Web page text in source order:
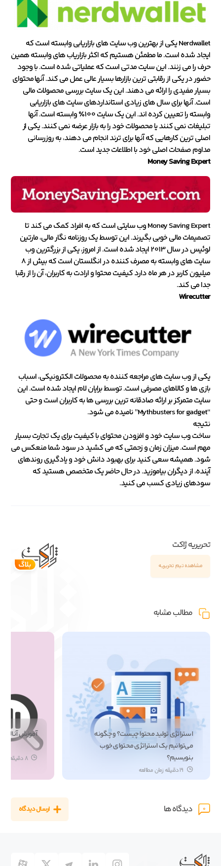
Nerdwallet یکی از بهترین وب سایت های بازاریابی وابسته است که
ایجاد شده است. ما مطمئن هستیم که اکثر بازاریاب های وابسته همین
حرف را می زنند. این سایت مدتی است که عملیاتی شده است. با وجود
حضور در یکی از رقابتی ترین بازارها بسیار عالی عمل می کند. آنها محتوای
بسیار مفیدی را ارائه می دهند. این یک سایت بررسی محصولات مالی
است. آنها برای سال های زیادی استانداردهای سایت های بازاریابی
وابسته را تعیین کرده اند. این یک سایت 100٪ وابسته است. آنها
تبلیغات نمی کنند یا محصولات خود را به بازار عرضه نمی کنند. یکی از
اصلی ترین کارهایی که آنها برای ترند انجام می دهند، به روزرسانی
مداوم صفحات اصلی خود با اطلاعات جدید است.
Money Saving Expert
Money Saving Expert وب سایتی است که به افراد کمک می کند تا
تصمیمات مالی خوبی بگیرند. این توسط یک روزنامه نگار مالی، مارتین
لوئیس در سال 2013 ایجاد شده است. از امروز، یکی از بزرگترین وب
سایت های وابسته به مصرف کننده در انگلستان است که بیش از 8
میلیون کاربر در هر ماه دارد کیفیت محتوا و ارادت به کاربران، آن را از رقبا
جدا می کند.
Wirecutter
یکی از وب سایت های مراجعه کننده به محصولات الکترونیکی، اسباب
بازی ها و کالاهای مصرفی است. توسط برایان لام ایجاد شده است. این
سایت متمرکز بر ارائه صادقانه ترین بررسی ها به کاربران است و حتی
“Mythbusters for gadget” نامیده می شود.
نتیجه
ساخت وب سایت خود و افزودن محتوای با کیفیت برای یک تجارت بسیار
مهم است. میزان زمان و زحمتی که می کشید در سود شما منعکس می
شود. همیشه سعی کنید برای بهبود دانش خود و یادگیری روندهای
آینده، از دیگران بیاموزید. در حال حاضر یک متخصص هستید که
سودهای زیادی کسب می کنید.
تحریریه ژاکت
مشاهده تیم تحریریه
مطالب مشابه
استراتژی تولید محتوا چیست؟ و چگونه
می‌توانیم یک استراتژی محتوای خوب
بنویسیم؟
آموزش آنالیز
8 دقیقه زمان مطالعه
0 دیدگاه ها ارسال دیدگاه